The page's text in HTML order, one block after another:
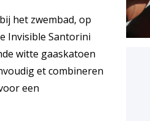
het zwembad, op
Invisible Santorini
witte gaaskatoen
et combineren
een